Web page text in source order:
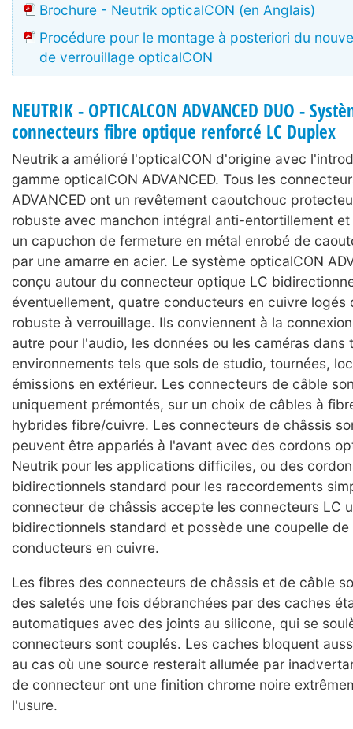
Brochure - Neutrik opticalCON (en Anglais)
Procédure pour le montage à posteriori du
de verrouillage opticalCON
NEUTRIK - OPTICALCON ADVANCED DUO -
connecteurs fibre optique renforcé LC Duplex
Neutrik a amélioré l'opticalCON d'origine avec
gamme opticalCON ADVANCED. Tous les
ADVANCED ont un revêtement caoutchouc
robuste avec manchon intégral anti-entortillement
un capuchon de fermeture en métal enrobé de
par une amarre en acier. Le système opticalCON
conçu autour du connecteur optique LC
éventuellement, quatre conducteurs en cuivre logés
robuste à verrouillage. Ils conviennent à la
autre pour l'audio, les données ou les caméras dans
environnements tels que sols de studio, tournées,
émissions en extérieur. Les connecteurs de câble
uniquement prémontés, sur un choix de câbles à
hybrides fibre/cuivre. Les connecteurs de châssis
peuvent être appariés à l'avant avec des cordons
Neutrik pour les applications difficiles, ou des
bidirectionnels standard pour les raccordements
connecteur de châssis accepte les connecteurs LC
bidirectionnels standard et possède une coupelle
conducteurs en cuivre.
Les fibres des connecteurs de châssis et de câble
des saletés une fois débranchées par des caches
automatiques avec des joints au silicone, qui se
connecteurs sont couplés. Les caches bloquent
au cas où une source resterait allumée par
de connecteur ont une finition chrome noire
l'usure.